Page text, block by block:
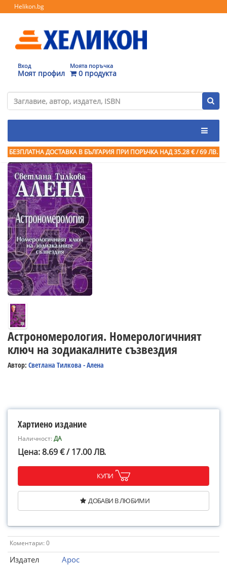
Helikon.bg
Вход
Моят профил
Моята поръчка
0 продукта
БЕЗПЛАТНА ДОСТАВКА В БЪЛГАРИЯ ПРИ ПОРЪЧКА НАД 35.28 € / 69 ЛВ.
Астрономерология. Номерологичният
ключ на зодиакалните съзвездия
Автор: Светлана Тилкова - Алена
Хартиено издание
Наличност:ДА
Цена: 8.69 € / 17.00 ЛВ.
КУПИ
ДОБАВИ В ЛЮБИМИ
Коментари: 0
Издател
Арос